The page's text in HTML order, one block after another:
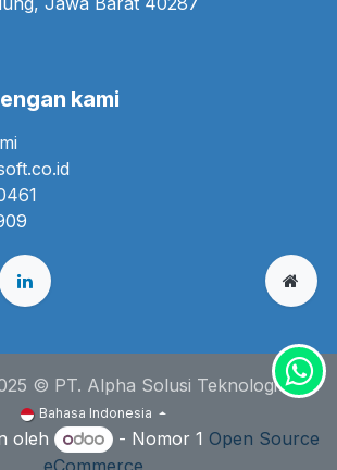
kami
© PT. Alpha Solusi Teknologi
Bahasa Indonesia
oleh - Nomor 1 Open Source
eCommerce